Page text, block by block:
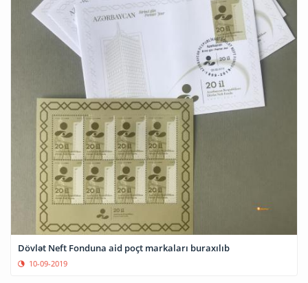
Dövlət Neft Fonduna aid poçt markaları buraxılıb
10-09-2019